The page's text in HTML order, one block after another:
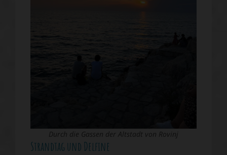
Durch die Gassen der Altstadt von Rovinj
Strandtag und Delfine